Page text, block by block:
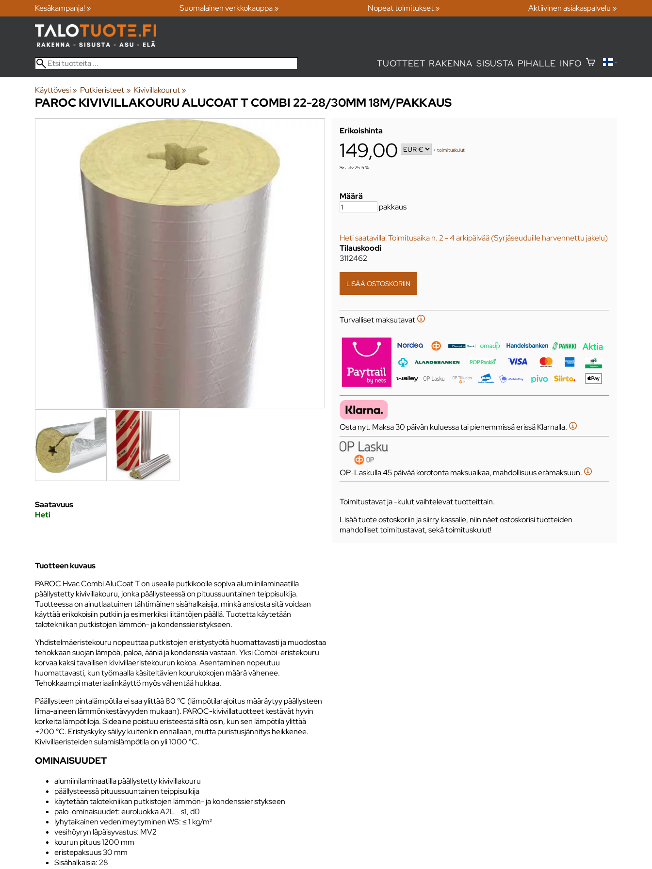
Kesäkampanja! » Suomalainen verkkokauppa » Nopeat toimitukset » Aktiivinen asiakaspalvelu »
TUOTTEET RAKENNA SISUSTA PIHALLE INFO
Käyttövesi‪» Putkieristeet ‪» Kivivillakourut ‪»
PAROCKIVIVILLAKOURU ALUCOAT T COMBI 22-28/30MM 18M/PAKKAUS
Erikoishinta
149,00 +toimituskulut
Sis. alv 25.5 %
Määrä
pakkaus
Heti saatavilla! Toimitusaika n. 2 - 4 arkipäivää (Syrjäseuduille harvennettu jakelu)
Tilauskoodi
3112462
Turvalliset maksutavat
Osta nyt. Maksa 30 päivän kuluessa tai pienemmissä erissä Klarnalla.
OP-Laskulla 45 päivää korotonta maksuaikaa, mahdollisuus erämaksuun.
Toimitustavat ja -kulut vaihtelevat tuotteittain.
Lisää tuote ostoskoriin ja siirry kassalle, niin näet ostoskorisi tuotteiden
mahdolliset toimitustavat, sekä toimituskulut!
Saatavuus
Heti
Tuotteen kuvaus
PAROC Hvac Combi AluCoat T on usealle putkikoolle sopiva alumiinilaminaatilla
päällystetty kivivillakouru, jonka päällysteessä on pituussuuntainen teippisulkija.
Tuotteessa on ainutlaatuinen tähtimäinen sisähalkaisija, minkä ansiosta sitä voidaan
käyttää erikokoisiin putkiin ja esimerkiksi liitäntöjen päällä. Tuotetta käytetään
talotekniikan putkistojen lämmön- ja kondenssieristykseen.
Yhdistelmäeristekouru nopeuttaa putkistojen eristystyötä huomattavasti ja muodostaa
tehokkaan suojan lämpöä, paloa, ääniä ja kondenssia vastaan. Yksi Combi-eristekouru
korvaa kaksi tavallisen kivivillaeristekourun kokoa. Asentaminen nopeutuu
huomattavasti, kun työmaalla käsiteltävien kourukokojen määrä vähenee.
Tehokkaampi materiaalinkäyttö myös vähentää hukkaa.
Päällysteen pintalämpötila ei saa ylittää 80 °C (lämpötilarajoitus määräytyy päällysteen
liima-aineen lämmönkestävyyden mukaan). PAROC-kivivillatuotteet kestävät hyvin
korkeita lämpötiloja. Sideaine poistuu eristeestä siltä osin, kun sen lämpötila ylittää
+200 °C. Eristyskyky säilyy kuitenkin ennallaan, mutta puristusjännitys heikkenee.
Kivivillaeristeiden sulamislämpötila on yli 1000 °C.
OMINAISUUDET
alumiinilaminaatilla päällystetty kivivillakouru
päällysteessä pituussuuntainen teippisulkija
käytetään talotekniikan putkistojen lämmön- ja kondenssieristykseen
palo-ominaisuudet: euroluokka A2L - s1, d0
lyhytaikainen vedenimeytyminen WS: ≤ 1 kg/m²
vesihöyryn läpäisyvastus: MV2
kourun pituus 1200 mm
eristepaksuus 30 mm
Sisähalkaisia: 28